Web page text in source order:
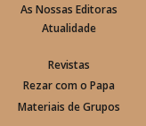
As Nossas Editoras
Atualidade
Revistas
Rezar com o Papa
Materiais de Grupos